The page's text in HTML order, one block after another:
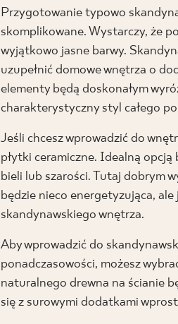
Przygotowanie typowo
skomplikowane. Wystarczy, że
wyjątkowo jasne barwy.
uzupełnić domowe wnętrza o
elementy będą doskonałym
charakterystyczny styl całego
Jeśli chcesz wprowadzić do
płytki ceramiczne. Idealną
bieli lub szarości. Tutaj dobrym
będzie nieco energetyzująca,
skandynawskiego wnętrza.
Aby wprowadzić do
ponadczasowości, możesz
naturalnego drewna na ścianie
się z surowymi dodatkami